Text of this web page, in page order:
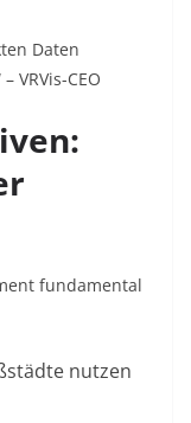
Daten
VRVis-CEO
fundamental
nutzen